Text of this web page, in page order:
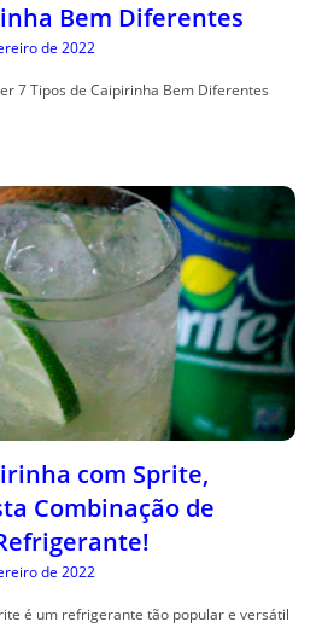
Bem Diferentes
de 2022
7 Tipos de Caipirinha Bem Diferentes
com Sprite,
Combinação de
de 2022
é um refrigerante tão popular e versátil